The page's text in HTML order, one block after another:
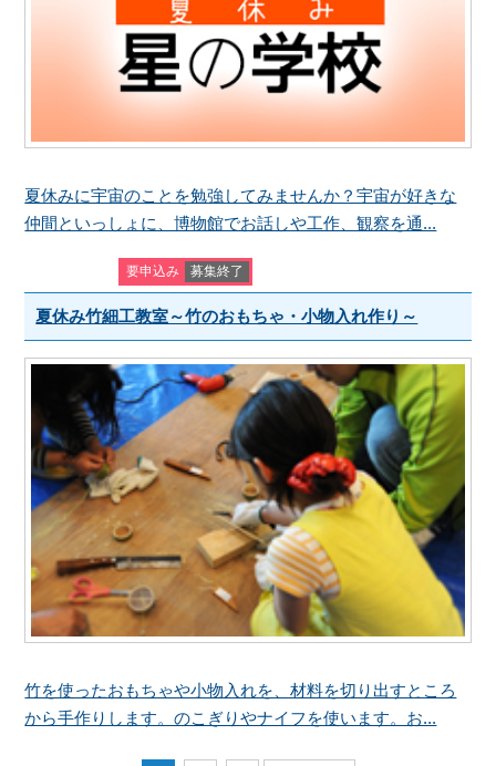
夏休みに宇宙のことを勉強してみませんか？宇宙が好きな
仲間といっしょに、博物館でお話しや工作、観察を通...
夏休み竹細工教室～竹のおもちゃ・小物入れ作り～
要申込み 募集終了
竹を使ったおもちゃや小物入れを、材料を切り出すところ
から手作りします。のこぎりやナイフを使います。お...